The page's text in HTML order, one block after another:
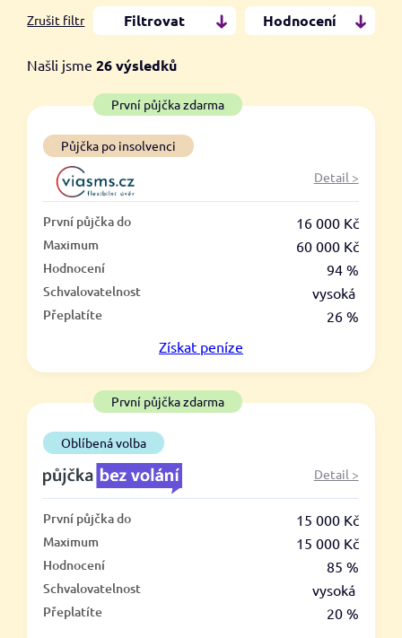
Zrušit filtr Filtrovat Hodnocení
Od
Do
První půjčka zdarma
–
ano
Ve zkušebce
ano
ne
Po insolvenci
ano
ne
Našli jsme26výsledků
První půjčka zdarma
Půjčka po insolvenci
Detail >
První půjčka do 16 000 Kč
Maximum 60 000 Kč
Hodnocení 94 %
Schvalovatelnost vysoká
Přeplatíte
26 %
Získat peníze
První půjčka zdarma
Oblíbená volba
Detail >
První půjčka do 15 000 Kč
Maximum 15 000 Kč
Hodnocení 85 %
Schvalovatelnost vysoká
Přeplatíte
20 %